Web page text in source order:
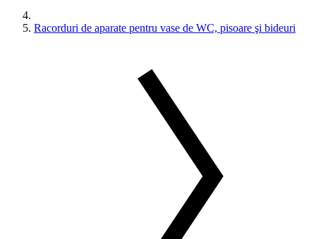
Racorduri de aparate pentru vase de WC, pisoare şi bideuri